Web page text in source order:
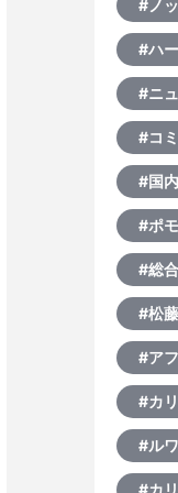
#ノ
#ハ
#ニ
#コ
#国
#ポ
#総
#松
#ア
#カ
#ル
#カ